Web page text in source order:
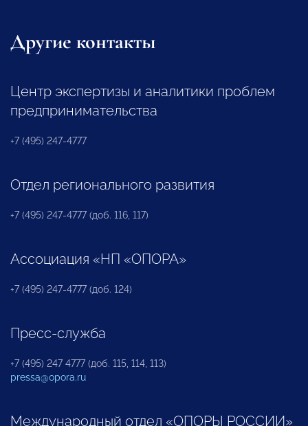
Другие контакты
Центр экспертизы и аналитики проблем
предпринимательства
+7 (495) 247-4777
Отдел регионального развития
+7 (495) 247-4777 (доб. 116, 117)
Ассоциация «НП «ОПОРА»
+7 (495) 247-4777 (доб. 124)
Пресс-служба
+7 (495) 247 4777 (доб. 115, 114, 113)
pressa@opora.ru
Международный отдел «ОПОРЫ РОССИИ»